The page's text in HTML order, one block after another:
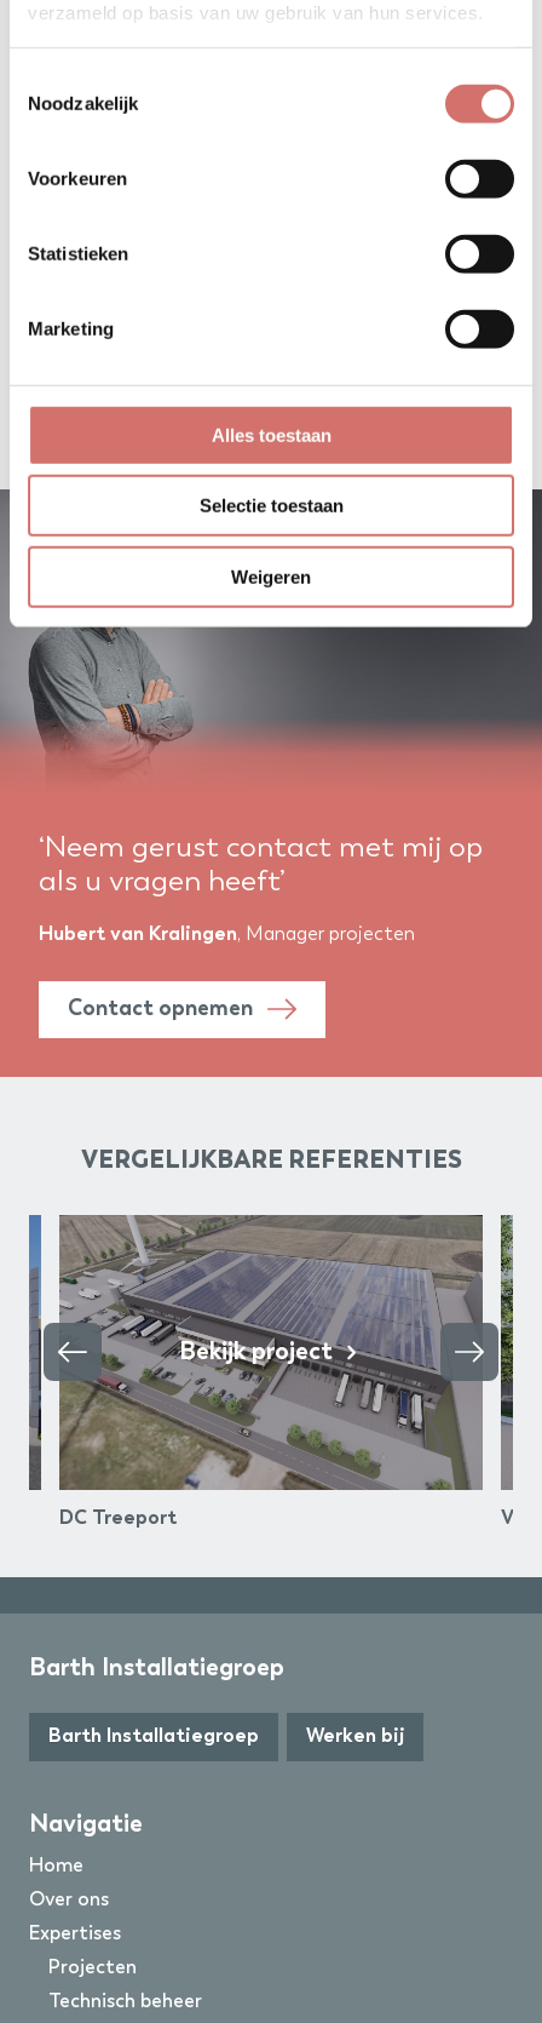
verzameld op basis van uw gebruik van hun services.
Noodzakelijk
Voorkeuren
Statistieken
Marketing
Alles toestaan
Selectie toestaan
Weigeren
‘Neem gerust contact met mij op
als u vragen heeft’
Hubert van Kralingen, Manager projecten
Contact opnemen
VERGELIJKBARE REFERENTIES
Bekijk project
DC Treeport
Barth Installatiegroep
Barth Installatiegroep Werken bij
Navigatie
Home
Over ons
Expertises
Projecten
Technisch beheer